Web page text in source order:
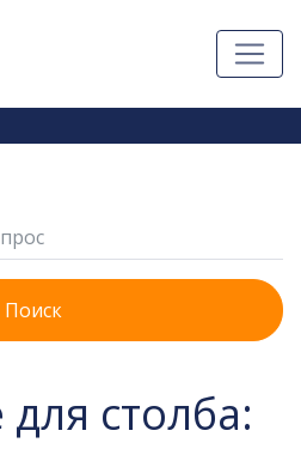
Поиск
столба: